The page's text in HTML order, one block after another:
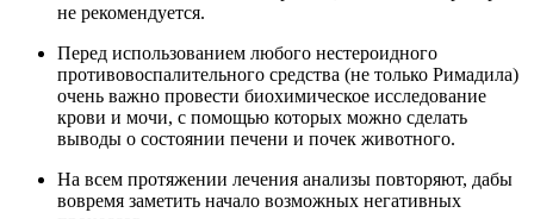
не рекомендуется.
Перед использованием любого нестероидного
противовоспалительного средства (не только Римадила)
очень важно провести биохимическое исследование
крови и мочи, с помощью которых можно сделать
выводы о состоянии печени и почек животного.
На всем протяжении лечения анализы повторяют, дабы
вовремя заметить начало возможных негативных